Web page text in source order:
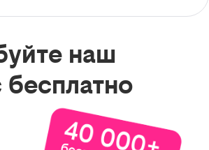
наш
бесплатно